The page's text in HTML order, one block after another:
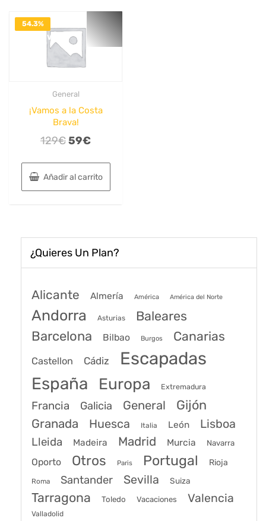
54.3%
DESACTIVADO
General
¡Vamos a la Costa
Brava!
129€El
original
era:
59€El
actual
es:
Añadir al carrito
¿Quieres Un Plan?
Alicante Almería América América del Norte
Andorra Asturias Baleares
Barcelona Bilbao Burgos Canarias
Castellon Cádiz Escapadas
España Europa Extremadura
Francia Galicia General Gijón
Granada Huesca Italia León Lisboa
Lleida Madeira Madrid Murcia Navarra
Oporto Otros Paris Portugal Rioja
Roma Santander Sevilla Suiza
Tarragona Toledo Vacaciones Valencia
Valladolid